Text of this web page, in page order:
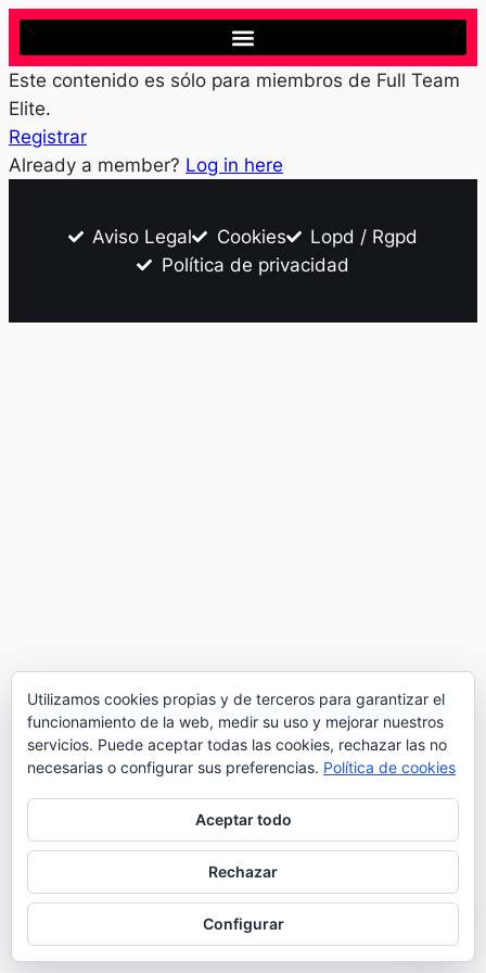
Este contenido es sólo para miembros de Full Team
Elite.
Registrar
Already a member? Log in here
Aviso Legal Cookies
Lopd / Rgpd
Política de privacidad
Utilizamos cookies propias y de terceros para garantizar el
funcionamiento de la web, medir su uso y mejorar nuestros
servicios. Puede aceptar todas las cookies, rechazar las no
necesarias o configurar sus preferencias. Política de cookies
Aceptar todo
Rechazar
Configurar